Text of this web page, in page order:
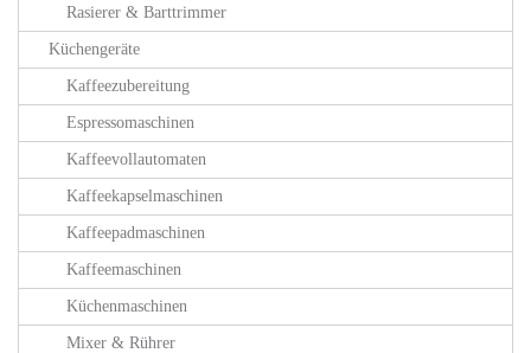
Rasierer & Barttrimmer
Küchengeräte
Kaffeezubereitung
Espressomaschinen
Kaffeevollautomaten
Kaffeekapselmaschinen
Kaffeepadmaschinen
Kaffeemaschinen
Küchenmaschinen
Mixer & Rührer